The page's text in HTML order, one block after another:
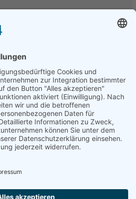
werden Kfz-Tönungsfolien
Armolan, Aquasun,
Johnson, Oracal, Orpro,
Bruxafol um nur einige zu
Bezeichnungen
u.a.: Alu Dark, Pinnacle,
Black Mirror, Basic Grey, Secur
uvm.